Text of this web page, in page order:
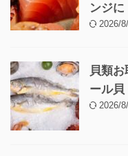
ンジに
2026/
貝類
ール貝
2026/